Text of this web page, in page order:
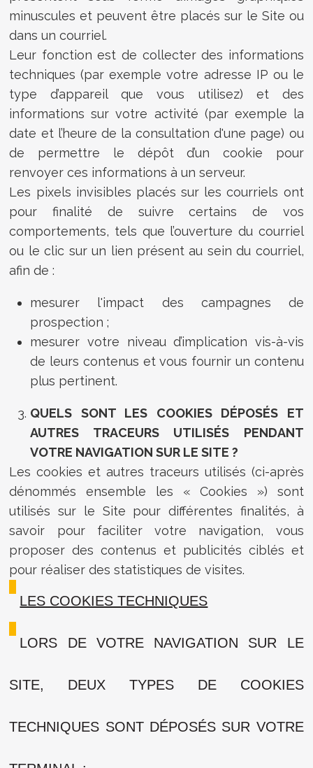
minuscules et peuvent être placés sur le Site ou
dans un courriel.
Leur fonction est de collecter des informations
techniques (par exemple votre adresse IP ou le
type d’appareil que vous utilisez) et des
informations sur votre activité (par exemple la
date et l’heure de la consultation d'une page) ou
de permettre le dépôt d’un cookie pour
renvoyer ces informations à un serveur.
Les pixels invisibles placés sur les courriels ont
pour finalité de suivre certains de vos
comportements, tels que l’ouverture du courriel
ou le clic sur un lien présent au sein du courriel,
afin de :
mesurer l'impact des campagnes de
prospection ;
mesurer votre niveau d’implication vis-à-vis
de leurs contenus et vous fournir un contenu
plus pertinent.
QUELS SONT LES COOKIES DÉPOSÉS ET
AUTRES TRACEURS UTILISÉS PENDANT
VOTRE NAVIGATION SUR LE SITE ?
Les cookies et autres traceurs utilisés (ci-après
dénommés ensemble les « Cookies ») sont
utilisés sur le Site pour différentes finalités, à
savoir pour faciliter votre navigation, vous
proposer des contenus et publicités ciblés et
pour réaliser des statistiques de visites.
LES COOKIES TECHNIQUES
LORS DE VOTRE NAVIGATION SUR LE
SITE, DEUX TYPES DE COOKIES
TECHNIQUES SONT DÉPOSÉS SUR VOTRE